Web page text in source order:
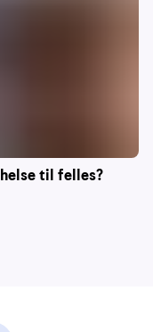
til felles?